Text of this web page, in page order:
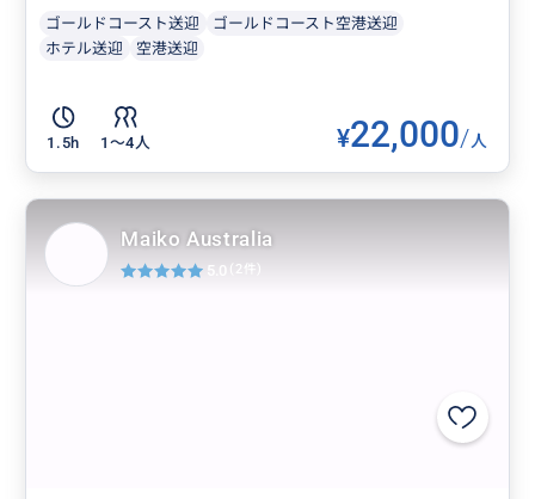
ゴールドコースト送迎
ゴールドコースト空港送迎
ホテル送迎
空港送迎
1.5h 1〜4人 ¥22,000/人
Maiko Australia
5.0 (2件)